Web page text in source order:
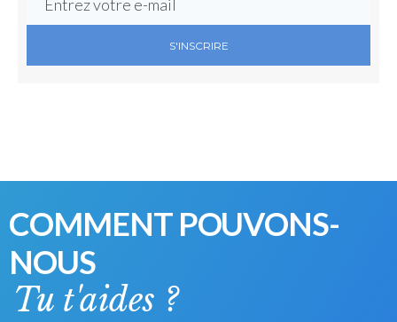
S'INSCRIRE
COMMENT POUVONS-
NOUS
Tu t'aides ?